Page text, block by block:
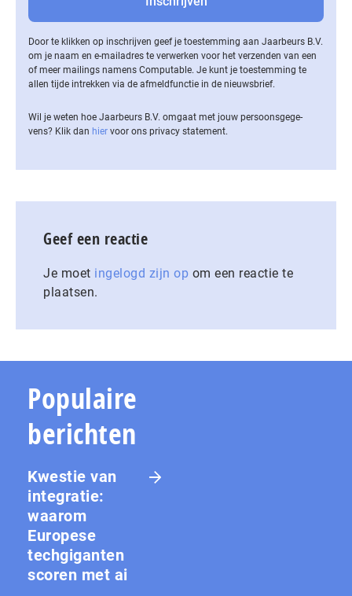
Door te klikken op inschrijven geef je toestemming aan Jaarbeurs B.V.
om je naam en e-mailadres te verwerken voor het verzenden van een
of meer mailings namens Computable. Je kunt je toestemming te
allen tijde intrekken via de af­meld­func­tie in de nieuwsbrief.
Wil je weten hoe Jaarbeurs B.V. omgaat met jouw per­soons­ge­ge­
vens? Klik dan hier voor ons privacy statement.
Geef een reactie
Je moet ingelogd zijn op om een reactie te
plaatsen.
Populaire
berichten
Kwestie van
integratie:
waarom
Europese
techgiganten
scoren met ai